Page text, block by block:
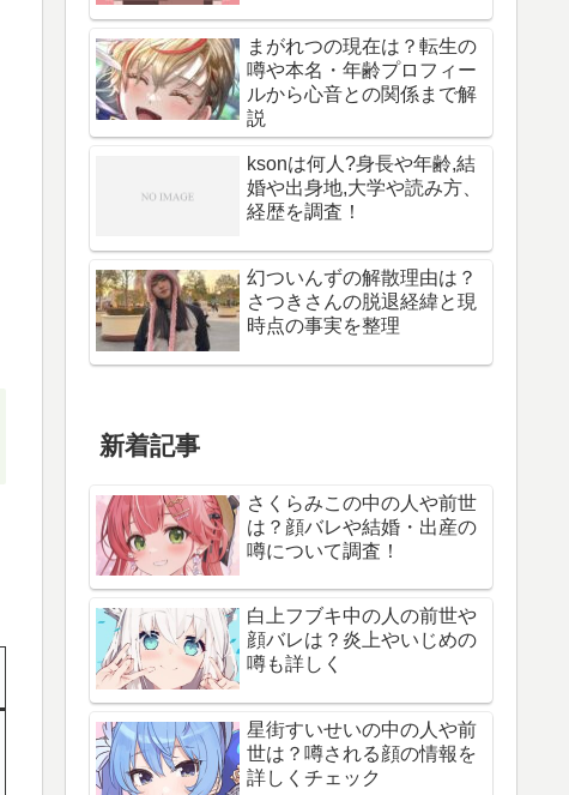
まがれつの現在は？転生の
噂や本名・年齢プロフィー
ルから心音との関係まで解
説
ksonは何人?身長や年齢,結
婚や出身地,大学や読み方、
経歴を調査！
幻ついんずの解散理由は？
さつきさんの脱退経緯と現
時点の事実を整理
新着記事
さくらみこの中の人や前世
は？顔バレや結婚・出産の
噂について調査！
白上フブキ中の人の前世や
顔バレは？炎上やいじめの
噂も詳しく
星街すいせいの中の人や前
世は？噂される顔の情報を
詳しくチェック